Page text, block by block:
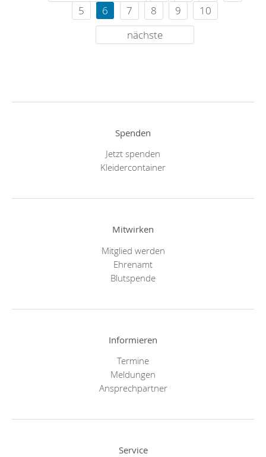
5
6 7 8 9
10
nächste
Spenden
Jetzt spenden
Kleidercontainer
Mitwirken
Mitglied werden
Ehrenamt
Blutspende
Informieren
Termine
Meldungen
Ansprechpartner
Service